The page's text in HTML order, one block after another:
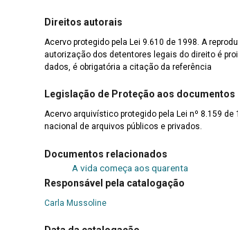
Direitos autorais
Acervo protegido pela Lei 9.610 de 1998. A
autorização dos detentores legais do direito é
dados, é obrigatória a citação da referência
Legislação de Proteção aos documentos
Acervo arquivístico protegido pela Lei nº 8.159 de
nacional de arquivos públicos e privados.
Documentos relacionados
A vida começa aos quarenta
Responsável pela catalogação
Carla Mussoline